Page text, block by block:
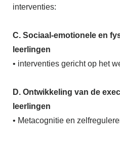
interventies:
C. Sociaal-emotionele en
leerlingen
• interventies gericht op het
D. Ontwikkeling van de
leerlingen
• Metacognitie en